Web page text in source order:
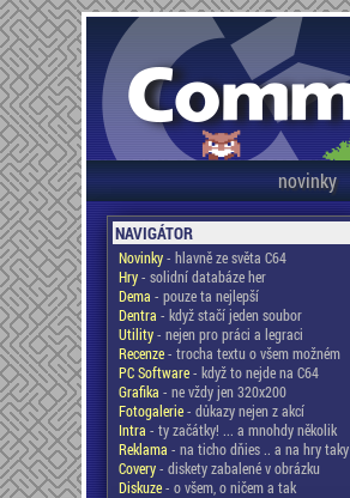
novinky
NAVIGÁTOR
Novinky- hlavně ze světa C64
Hry- solidní databáze her
Dema - pouze ta nejlepší
Dentra - když stačí jeden soubor
Utility- nejen pro práci a legraci
Recenze- trocha textu o všem možném
PC Software- když to nejde na C64
Grafika - ne vždy jen 320x200
Fotogalerie- důkazy nejen z akcí
Intra - ty začátky! ... a mnohdy několik
Reklama - na ticho dňies .. a na hry taky
Covery- diskety zabalené v obrázku
Diskuze- o všem, o ničem a tak